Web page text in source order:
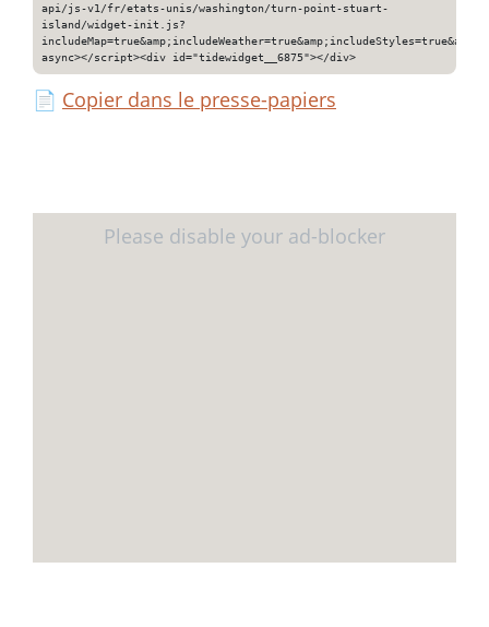
api/js-v1/fr/etats-unis/washington/turn-point-stuart-
island/widget-init.js?
async></script><div id="tidewidget__6875"></div>
📄 Copier dans le presse-papiers